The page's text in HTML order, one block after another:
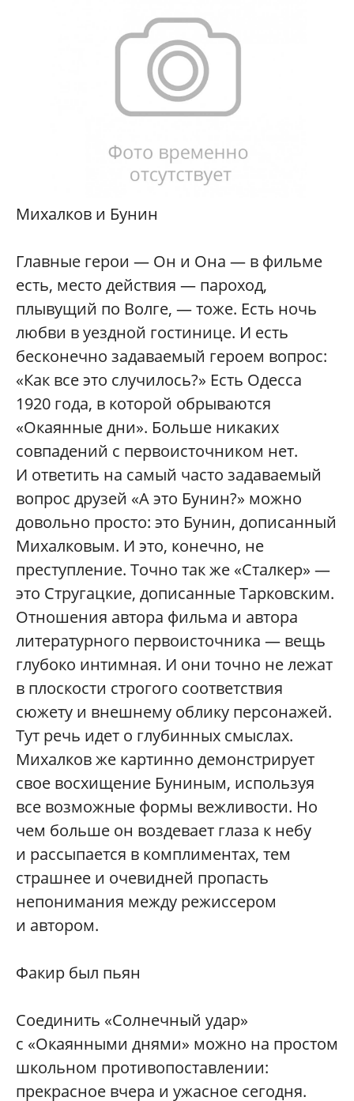
Михалков и Бунин
Главные герои — Он и Она — в фильме
есть, место действия — пароход,
плывущий по Волге, — тоже. Есть ночь
любви в уездной гостинице. И есть
бесконечно задаваемый героем вопрос:
«Как все это случилось?» Есть Одесса
1920 года, в которой обрываются
«Окаянные дни». Больше никаких
совпадений с первоисточником нет.
И ответить на самый часто задаваемый
вопрос друзей «А это Бунин?» можно
довольно просто: это Бунин, дописанный
Михалковым. И это, конечно, не
преступление. Точно так же «Сталкер» —
это Стругацкие, дописанные Тарковским.
Отношения автора фильма и автора
литературного первоисточника — вещь
глубоко интимная. И они точно не лежат
в плоскости строгого соответствия
сюжету и внешнему облику персонажей.
Тут речь идет о глубинных смыслах.
Михалков же картинно демонстрирует
свое восхищение Буниным, используя
все возможные формы вежливости. Но
чем больше он воздевает глаза к небу
и рассыпается в комплиментах, тем
страшнее и очевидней пропасть
непонимания между режиссером
и автором.
Факир был пьян
Соединить «Солнечный удар»
с «Окаянными днями» можно на простом
школьном противопоставлении:
прекрасное вчера и ужасное сегодня.